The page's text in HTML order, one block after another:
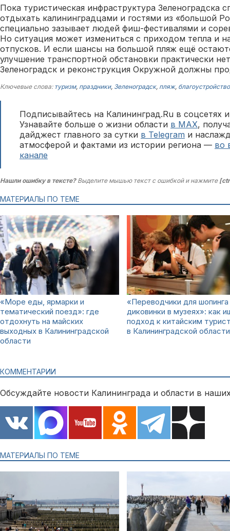
Пока туристическая инфраструктура Зеленоградска
отдыхать калининградцами и гостями из «большой
специально зазывает людей фиш-фестивалями и
Но ситуация может измениться с приходом тепла и
отпусков. И если шансы на большой пляж ещё
улучшение транспортной обстановки практически
Зеленоградск и реконструкция Окружной должны
Ключевые слова: туризм, праздники, Зеленоградск, пляж, благоустройство
Подписывайтесь на Калининград.Ru в соцсетях
Узнавайте больше о жизни области в MAX,
дайджест главного за сутки в Telegram и
атмосферой и фактами из истории региона — во
канале
Нашли ошибку в тексте?Выделите мышью текст с ошибкой и нажмите
МАТЕРИАЛЫ ПО ТЕМЕ
«Море еды, ярмарки и
тематический поезд»: где
отдохнуть на майских
выходных в Калининградской
области
«Переводчики для шопинга
диковинки в музеях»: как
подход к китайским
в Калининградской области
КОММЕНТАРИИ
Обсуждайте новости Калининграда и области в
МАТЕРИАЛЫ ПО ТЕМЕ